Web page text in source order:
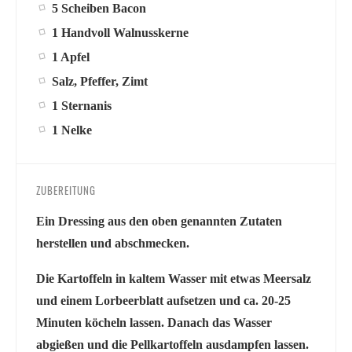
5 Scheiben Bacon
1 Handvoll Walnusskerne
1 Apfel
Salz, Pfeffer, Zimt
1 Sternanis
1 Nelke
ZUBEREITUNG
Ein Dressing aus den oben genannten Zutaten
herstellen und abschmecken.
Die Kartoffeln in kaltem Wasser mit etwas Meersalz
und einem Lorbeerblatt aufsetzen und ca. 20-25
Minuten köcheln lassen. Danach das Wasser
abgießen und die Pellkartoffeln ausdampfen lassen.